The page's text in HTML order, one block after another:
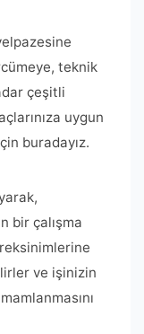
teknik
çeşitli
uygun
buradayız.
bir çalışma
ve işinizin